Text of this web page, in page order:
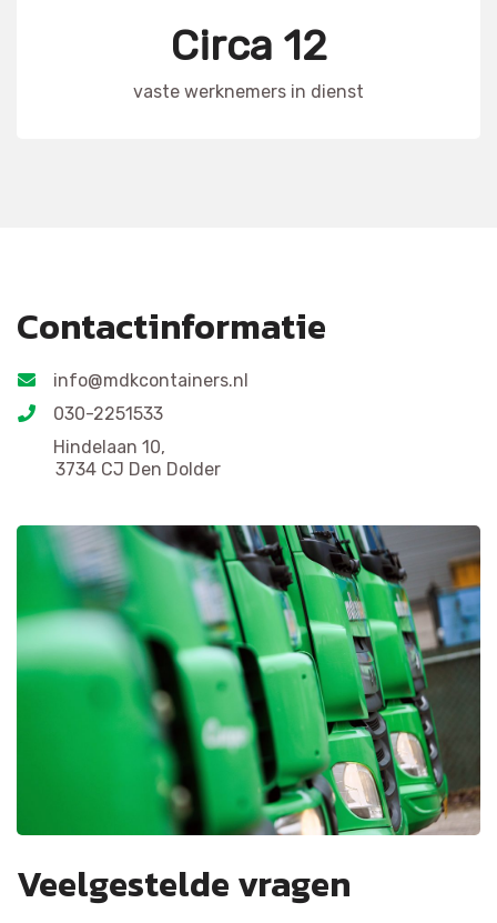
Circa 12
vaste werknemers in dienst
Contactinformatie
info@mdkcontainers.nl
030-2251533
Hindelaan 10,
3734 CJ Den Dolder
Veelgestelde vragen